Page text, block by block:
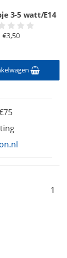
3-5 watt/E14
€3,50
1